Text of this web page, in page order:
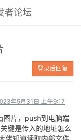
者论坛
登录后回复
年5月31日 上午9:17
图片，push到电脑端
键是传入的地址怎么
佬知道读取内部文件